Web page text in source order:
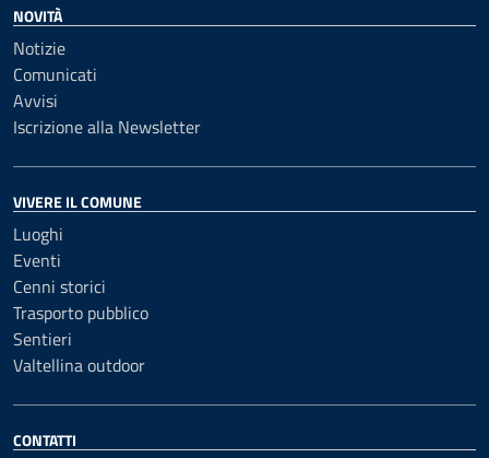
NOVITÀ
Notizie
Comunicati
Avvisi
Iscrizione alla Newsletter
VIVERE IL COMUNE
Luoghi
Eventi
Cenni storici
Trasporto pubblico
Sentieri
Valtellina outdoor
CONTATTI